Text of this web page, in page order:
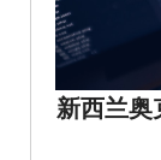
新西兰